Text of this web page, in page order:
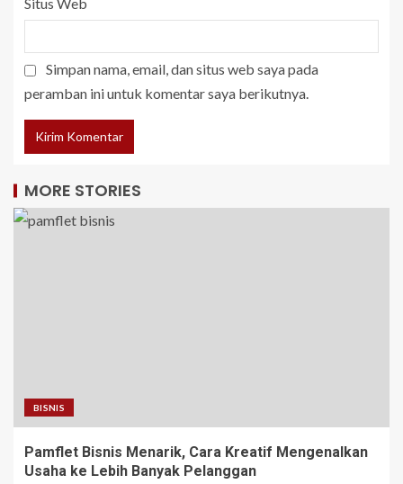
Simpan nama, email, dan situs web saya pada
peramban ini untuk komentar saya berikutnya.
MORE STORIES
BISNIS
Pamflet Bisnis Menarik, Cara Kreatif Mengenalkan
Usaha ke Lebih Banyak Pelanggan